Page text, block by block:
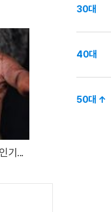
기...
30대
40대
50대 ↑